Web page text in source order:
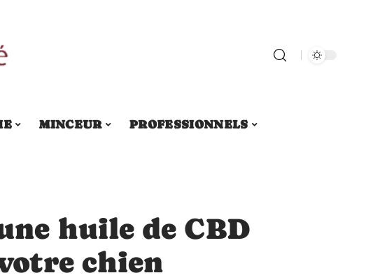
MINCEUR PROFESSIONNELS
huile de CBD
chien